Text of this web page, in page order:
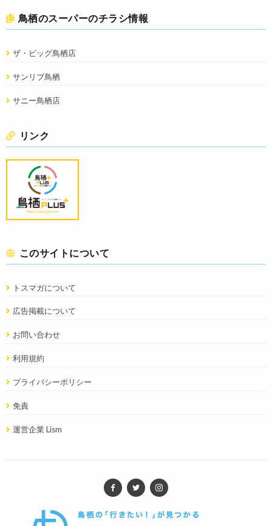
鳥栖のスーパーのチラシ情報
ザ・ビッグ鳥栖店
サンリブ鳥栖
サニー鳥栖店
リンク
このサイトについて
トスマガについて
広告掲載について
お問い合わせ
利用規約
プライバシーポリシー
免責
運営企業 Lism